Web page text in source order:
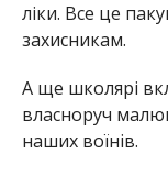
ліки. Все це
захисникам.
А ще школярі
власноруч
наших воїнів.